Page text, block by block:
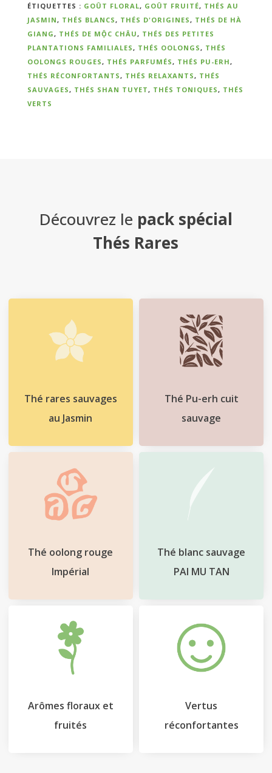
sommes-
Témoignages
E-
La
Boutique
Blog
Contact
Mon
compte
Panier
RARES
ÉTIQUETTES : GOÛT FLORAL, GOÛT FRUITÉ, THÉS AU
JASMIN, THÉS BLANCS, THÉS D'ORIGINES, THÉS DE HÀ
GIANG, THÉS DE MỘC CHÂU, THÉS DES PETITES
PLANTATIONS FAMILIALES, THÉS OOLONGS, THÉS
OOLONGS ROUGES, THÉS PARFUMÉS, THÉS PU-ERH,
THÉS RÉCONFORTANTS, THÉS RELAXANTS, THÉS
SAUVAGES, THÉS SHAN TUYET, THÉS TONIQUES, THÉS
VERTS
Découvrez le pack spécial
Thés Rares
Thé rares sauvages
au Jasmin
Thé Pu-erh cuit
sauvage
Thé oolong rouge
Impérial
Thé blanc sauvage
PAI MU TAN
Arômes floraux et
fruités
Vertus
réconfortantes